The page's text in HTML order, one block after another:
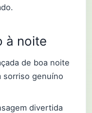
à noite
de boa noite
sorriso genuíno
divertida